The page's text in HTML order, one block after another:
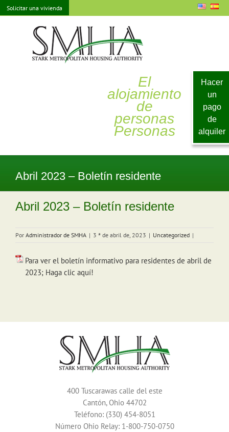
saltar
al
Solicitar una vivienda
El
alojamiento
de
personas
Personas
Hacer
un
pago
de
alquiler
Abril 2023 – Boletín residente
Abril 2023 – Boletín residente
Por Administrador de SMHA | 3 ª de abril de, 2023 | Uncategorized |
Para ver el boletín informativo para residentes de abril de
2023; Haga clic aquí!
400 Tuscarawas calle del este
Cantón, Ohio 44702
Teléfono: (330) 454-8051
Número Ohio Relay: 1-800-750-0750